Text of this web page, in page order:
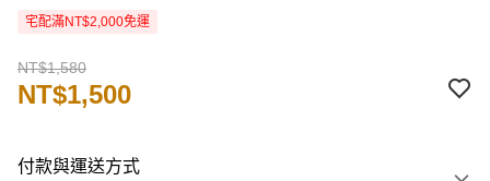
宅配滿NT$2,000免運
NT$1,580
NT$1,500
付款與運送方式